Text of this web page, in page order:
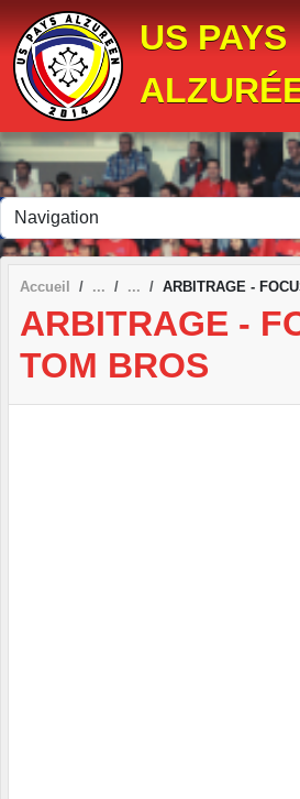
US PAYS
Accueil ARBITRAGE -
ARBITRAGE -
TOM BROS
Panneau de gestion des cookies